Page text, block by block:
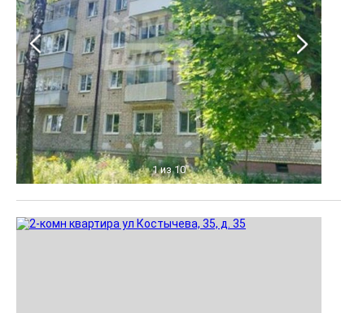
1 из 10